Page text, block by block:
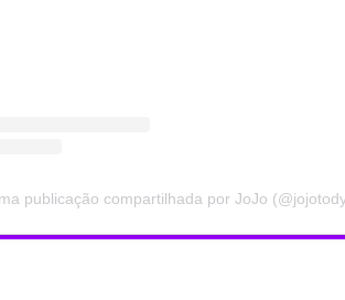
publicação compartilhada por JoJo